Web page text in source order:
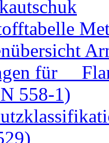
für
558-1)